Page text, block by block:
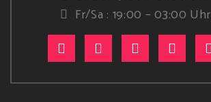
Fr/Sa : 19:00 – 03:00 Uhr